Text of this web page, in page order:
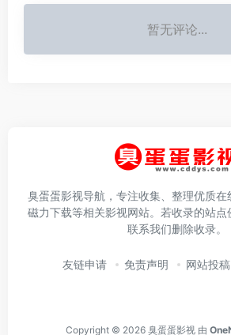
暂无评论...
臭蛋蛋影视导航，专注收集、整理优质在
磁力下载等相关影视网站。若收录的站
联系我们删除收录。
友链申请 免责声明 网站投稿
Copyright © 2026 臭蛋蛋影视 由